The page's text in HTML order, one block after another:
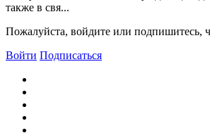
также в свя...
Пожалуйста, войдите или подпишитесь,
Войти Подписаться